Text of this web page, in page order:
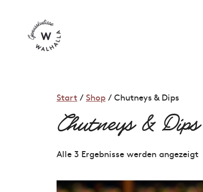
springen
Start / Shop / Chutneys & Dips
Chutneys & Dips
Alle 3 Ergebnisse werden angezeigt